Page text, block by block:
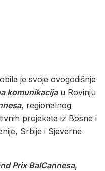
je svoje ovogodišnje
komunikacijau Rovinju
, regionalnog
projekata iz Bosne i
Srbije i Sjeverne
Prix BalCannesa,